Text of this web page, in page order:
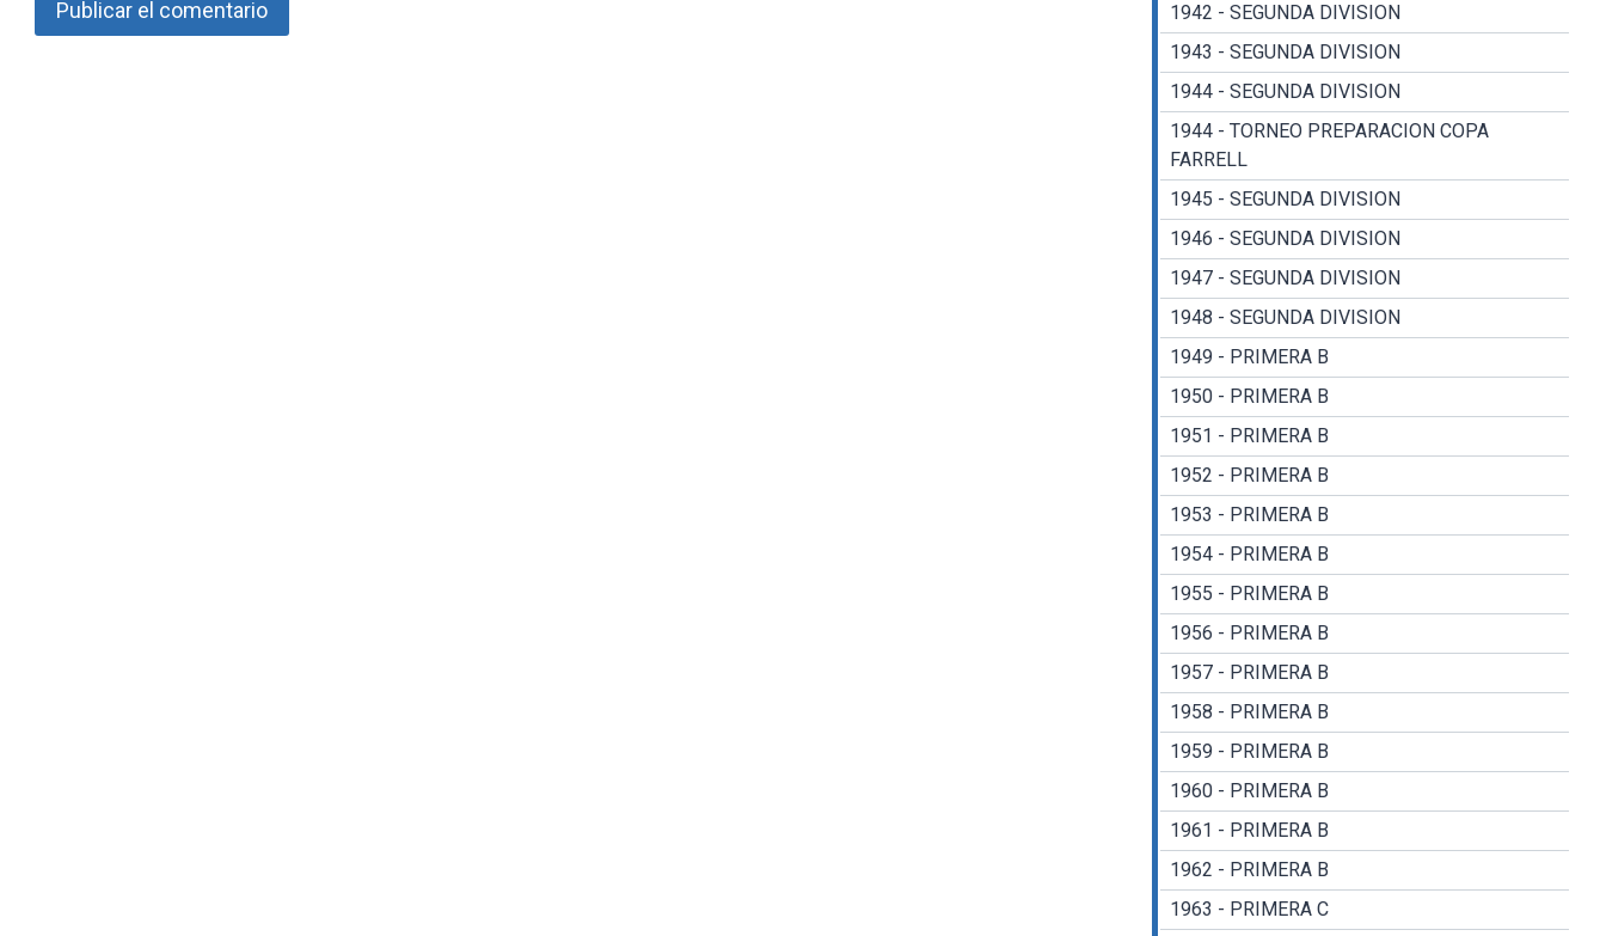
1942 - SEGUNDA DIVISION
1943 - SEGUNDA DIVISION
1944 - SEGUNDA DIVISION
1944 - TORNEO PREPARACION COPA
FARRELL
1945 - SEGUNDA DIVISION
1946 - SEGUNDA DIVISION
1947 - SEGUNDA DIVISION
1948 - SEGUNDA DIVISION
1949 - PRIMERA B
1950 - PRIMERA B
1951 - PRIMERA B
1952 - PRIMERA B
1953 - PRIMERA B
1954 - PRIMERA B
1955 - PRIMERA B
1956 - PRIMERA B
1957 - PRIMERA B
1958 - PRIMERA B
1959 - PRIMERA B
1960 - PRIMERA B
1961 - PRIMERA B
1962 - PRIMERA B
1963 - PRIMERA C